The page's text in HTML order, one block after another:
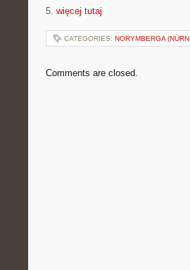
5. więcej tutaj
CATEGORIES: NORYMBERGA
Comments are closed.